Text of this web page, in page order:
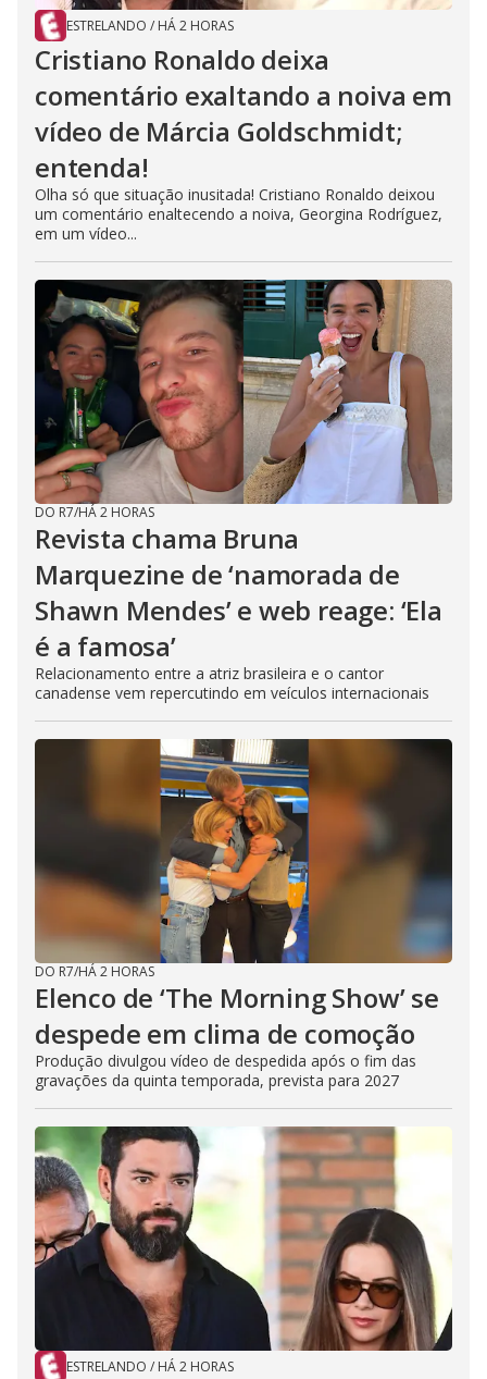
ESTRELANDO / HÁ 2 HORAS
Cristiano Ronaldo deixa
comentário exaltando a noiva em
vídeo de Márcia Goldschmidt;
entenda!
Olha só que situação inusitada! Cristiano Ronaldo deixou
um comentário enaltecendo a noiva, Georgina Rodríguez,
em um vídeo...
DO R7/HÁ 2 HORAS
Revista chama Bruna
Marquezine de ‘namorada de
Shawn Mendes’ e web reage: ‘Ela
é a famosa’
Relacionamento entre a atriz brasileira e o cantor
canadense vem repercutindo em veículos internacionais
DO R7/HÁ 2 HORAS
Elenco de ‘The Morning Show’ se
despede em clima de comoção
Produção divulgou vídeo de despedida após o fim das
gravações da quinta temporada, prevista para 2027
ESTRELANDO / HÁ 2 HORAS